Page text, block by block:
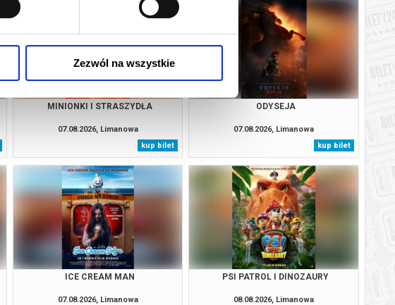
Zezwól na wszystkie
MINIONKI I STRASZYDŁA
07.08.2026, Limanowa
kup bilet
ODYSEJA
07.08.2026, Limanowa
kup bilet
ICE CREAM MAN
07.08.2026, Limanowa
PSI PATROL I DINOZAURY
08.08.2026, Limanowa